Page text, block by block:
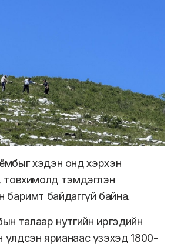
хэдэн онд хэрхэн
товхимолд тэмдэглэн
баримт байдаггүй байна.
нутгийн иргэдийн
ярианаас үзэхэд 1800-